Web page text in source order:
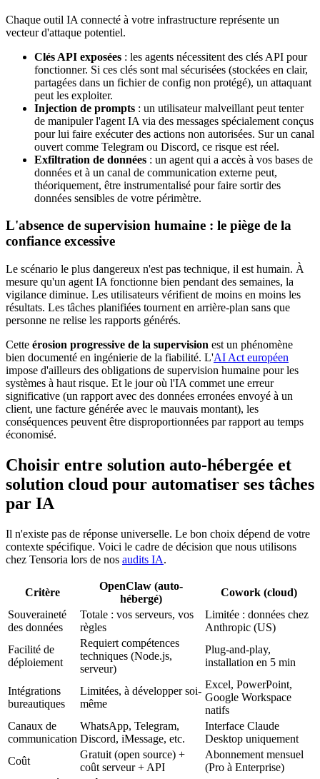
Chaque outil IA connecté à votre infrastructure représente un
vecteur d'attaque potentiel.
Clés API exposées : les agents nécessitent des clés API pour
fonctionner. Si ces clés sont mal sécurisées (stockées en clair,
partagées dans un fichier de config non protégé), un attaquant
peut les exploiter.
Injection de prompts : un utilisateur malveillant peut tenter
de manipuler l'agent IA via des messages spécialement conçus
pour lui faire exécuter des actions non autorisées. Sur un canal
ouvert comme Telegram ou Discord, ce risque est réel.
Exfiltration de données : un agent qui a accès à vos bases de
données et à un canal de communication externe peut,
théoriquement, être instrumentalisé pour faire sortir des
données sensibles de votre périmètre.
L'absence de supervision humaine : le piège de la
confiance excessive
Le scénario le plus dangereux n'est pas technique, il est humain. À
mesure qu'un agent IA fonctionne bien pendant des semaines, la
vigilance diminue. Les utilisateurs vérifient de moins en moins les
résultats. Les tâches planifiées tournent en arrière-plan sans que
personne ne relise les rapports générés.
Cette érosion progressive de la supervision est un phénomène
bien documenté en ingénierie de la fiabilité. L'AI Act européen
impose d'ailleurs des obligations de supervision humaine pour les
systèmes à haut risque. Et le jour où l'IA commet une erreur
significative (un rapport avec des données erronées envoyé à un
client, une facture générée avec le mauvais montant), les
conséquences peuvent être disproportionnées par rapport au temps
économisé.
Choisir entre solution auto-hébergée et
solution cloud pour automatiser ses tâches
par IA
Il n'existe pas de réponse universelle. Le bon choix dépend de votre
contexte spécifique. Voici le cadre de décision que nous utilisons
chez Tensoria lors de nos audits IA.
Critère
OpenClaw (auto-
hébergé)
Cowork (cloud)
Souveraineté
des données
Totale : vos serveurs, vos
règles
Limitée : données chez
Anthropic (US)
Facilité de
déploiement
Requiert compétences
techniques (Node.js,
serveur)
Plug-and-play,
installation en 5 min
Intégrations
bureautiques
Limitées, à développer soi-
même
Excel, PowerPoint,
Google Workspace
natifs
Canaux de
communication
WhatsApp, Telegram,
Discord, iMessage, etc.
Interface Claude
Desktop uniquement
Coût
Gratuit (open source) +
coût serveur + API
Abonnement mensuel
(Pro à Enterprise)